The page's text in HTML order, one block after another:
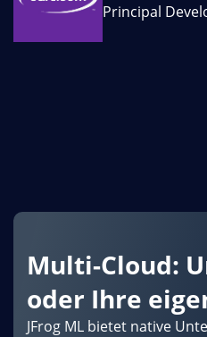
Principal
Multi-Cloud:
oder Ihre
JFrog ML bietet native